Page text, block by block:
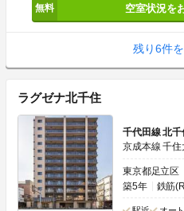
空室状況を
残り6件
ラグゼナ北千住
千代田線 北
京成本線 千
東京都足立区
築5年
鉄筋